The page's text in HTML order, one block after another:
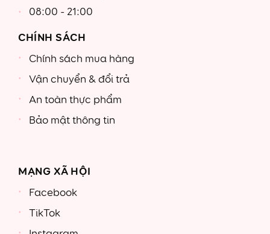
08:00 - 21:00
CHÍNH SÁCH
Chính sách mua hàng
Vận chuyển & đổi trả
An toàn thực phẩm
Bảo mật thông tin
MẠNG XÃ HỘI
Facebook
TikTok